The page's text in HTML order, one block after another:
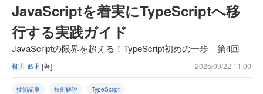
JavaScriptを着実にTypeScriptへ移
行する実践ガイド
JavaScriptの限界を超える！TypeScript初めの一歩 第4回
柳井 政和[著] 2025/09/22 11:00
技術記事 技術解説 TypeScript